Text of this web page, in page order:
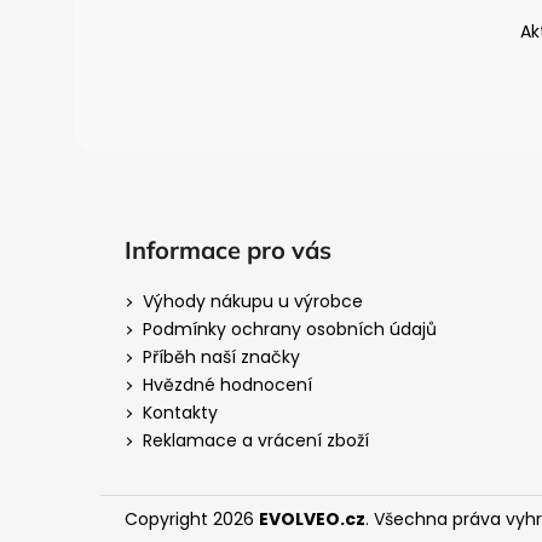
Informace pro vás
Výhody nákupu u výrobce
Podmínky ochrany osobních údajů
Příběh naší značky
Hvězdné hodnocení
Kontakty
Reklamace a vrácení zboží
Copyright 2026 EVOLVEO.cz. Všechna práva